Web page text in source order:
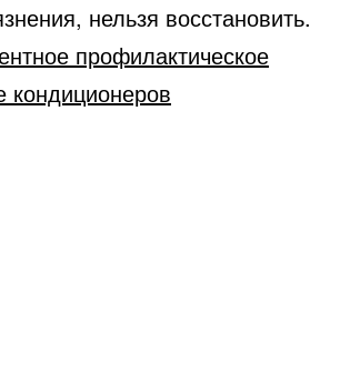
нельзя восстановить.
профилактическое
кондиционеров